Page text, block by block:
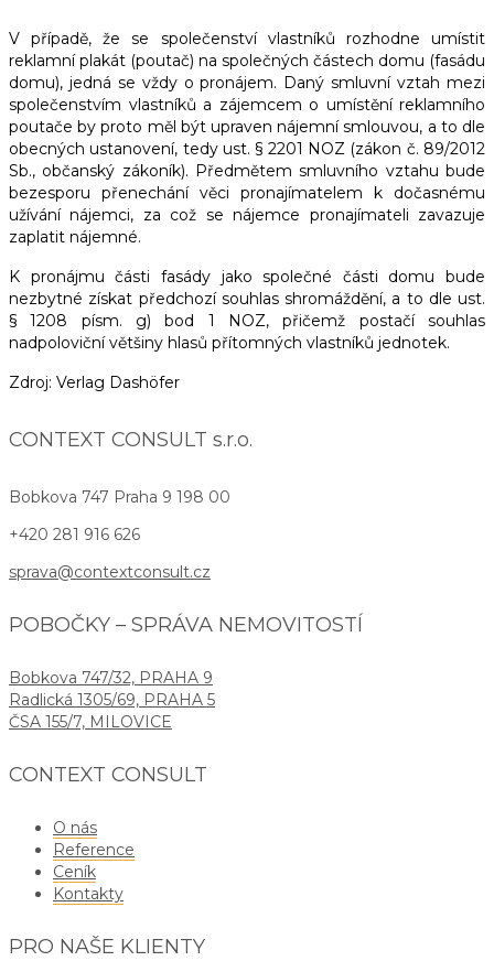
V případě, že se společenství vlastníků rozhodne umístit
reklamní plakát (poutač) na společných částech domu (fasádu
domu), jedná se vždy o pronájem. Daný smluvní vztah mezi
společenstvím vlastníků a zájemcem o umístění reklamního
poutače by proto měl být upraven nájemní smlouvou, a to dle
obecných ustanovení, tedy ust. § 2201 NOZ (zákon č. 89/2012
Sb., občanský zákoník). Předmětem smluvního vztahu bude
bezesporu přenechání věci pronajímatelem k dočasnému
užívání nájemci, za což se nájemce pronajímateli zavazuje
zaplatit nájemné.
K pronájmu části fasády jako společné části domu bude
nezbytné získat předchozí souhlas shromáždění, a to dle ust.
§ 1208 písm. g) bod 1 NOZ, přičemž postačí souhlas
nadpoloviční většiny hlasů přítomných vlastníků jednotek.
Zdroj: Verlag Dashöfer
CONTEXT CONSULT s.r.o.
Bobkova 747 Praha 9 198 00
+420 281 916 626
sprava@contextconsult.cz
POBOČKY – SPRÁVA NEMOVITOSTÍ
Bobkova 747/32, PRAHA 9
Radlická 1305/69, PRAHA 5
ČSA 155/7, MILOVICE
CONTEXT CONSULT
O nás
Reference
Ceník
Kontakty
PRO NAŠE KLIENTY